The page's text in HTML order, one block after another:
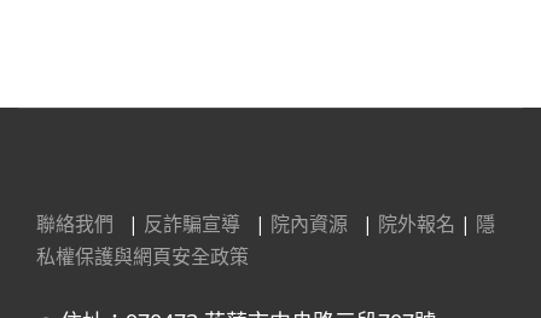
聯絡我們 | 反詐騙宣導 | 院內資源 | 院外報名 | 隱
私權保護與網頁安全政策